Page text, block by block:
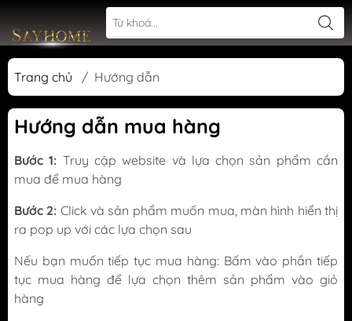
Trang chủ / Hướng dẫn
Hướng dẫn mua hàng
Bước 1: Truy cập website và lựa chọn sản phẩm cần
mua để mua hàng
Bước 2: Click và sản phẩm muốn mua, màn hình hiển thị
ra pop up với các lựa chọn sau
Nếu bạn muốn tiếp tục mua hàng: Bấm vào phần tiếp
tục mua hàng để lựa chọn thêm sản phẩm vào giỏ
hàng